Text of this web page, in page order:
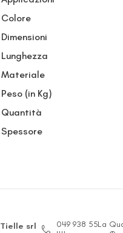
Colore
Dimensioni
Lunghezza
Materiale
Peso (in Kg)
Quantità
Spessore
Tielle srl
049 938 55La